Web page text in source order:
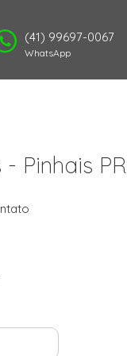
(41) 99697-0067
WhatsApp
Pinhais PR